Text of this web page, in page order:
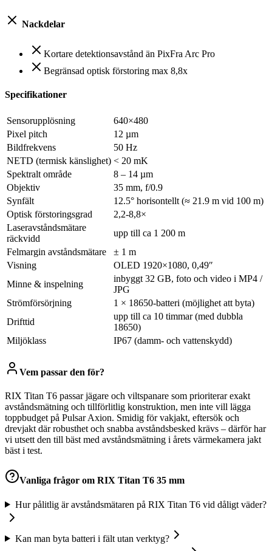
Nackdelar
Kortare detektionsavstånd än PixFra Arc Pro
Begränsad optisk förstoring max 8,8x
Specifikationer
Sensorupplösning
640×480
Pixel pitch
12 µm
Bildfrekvens
50 Hz
NETD (termisk känslighet) < 20 mK
Spektralt område
8 – 14 µm
Objektiv
35 mm, f/0.9
Synfält
12.5° horisontellt (≈ 21.9 m vid 100 m)
Optisk förstoringsgrad
2,2-8,8×
Laseravståndsmätare
räckvidd
upp till ca 1 200 m
Felmargin avståndsmätare
± 1 m
Visning
OLED 1920×1080, 0,49″
Minne & inspelning
inbyggt 32 GB, foto och video i MP4 /
JPG
Strömförsörjning
1 × 18650-batteri (möjlighet att byta)
Drifttid
upp till ca 10 timmar (med dubbla
18650)
Miljöklass
IP67 (damm- och vattenskydd)
Vem passar den för?
RIX Titan T6 passar jägare och viltspanare som prioriterar exakt
avståndsmätning och tillförlitlig konstruktion, men inte vill lägga
toppbudget på Pulsar Axion. Smidig för vakjakt, eftersök och
drevjakt där robusthet och snabba avståndsbesked krävs – därför har
vi utsett den till bäst med avståndsmätning i årets värmekamera jakt
bäst i test.
Vanliga frågor om RIX Titan T6 35 mm
Hur pålitlig är avståndsmätaren på RIX Titan T6 vid dåligt väder?
Kan man byta batteri i fält utan verktyg?